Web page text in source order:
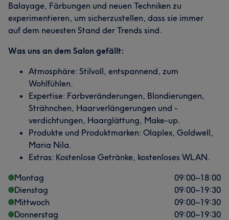
Was unsere Kunden über Naz sagen
Balayage, Färbungen und neuen Techniken zu
experimentieren, um sicherzustellen, dass sie immer
auf dem neuesten Stand der Trends sind.
Was uns an dem Salon gefällt:
Atmosphäre: Stilvoll, entspannend, zum
Wohlfühlen.
Expertise: Farbveränderungen, Blondierungen,
Strähnchen, Haarverlängerungen und -
verdichtungen, Haarglättung, Make-up.
Produkte und Produktmarken: Olaplex, Goldwell,
Maria Nila.
Extras: Kostenlose Getränke, kostenloses WLAN.
Montag
09:00–18:00
Dienstag
09:00–19:30
Mittwoch
09:00–19:30
Donnerstag
09:00–19:30